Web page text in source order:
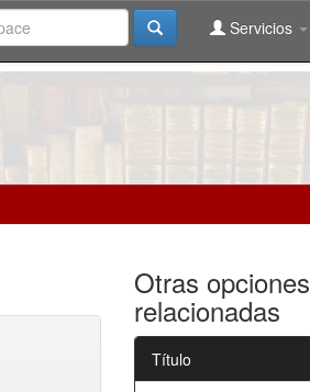
Servicios
Otras opciones
relacionadas
Título